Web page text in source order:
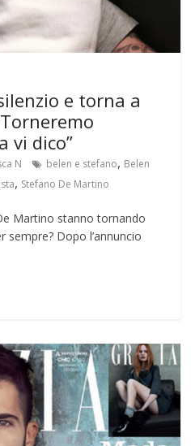
e torna a
vi dico”
N belen e stefano, Belen
, Stefano De Martino
Martino stanno tornando
Dopo l’annuncio